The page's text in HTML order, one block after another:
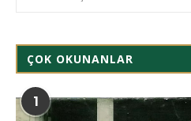
ÇOK OKUNANLAR
1